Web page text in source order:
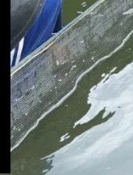
KATEGORI
Berita
Bisnis
Budidaya
Event
Informasi Lain
Pembenihan Ikan
Pembesaran Ikan